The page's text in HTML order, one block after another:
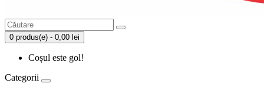
0 produs(e) - 0,00 lei
Coșul este gol!
Categorii